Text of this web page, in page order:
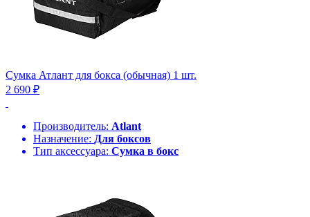
Сумка Атлант для бокса (обычная) 1 шт.
2 690 ₽
Производитель: Atlant
Назначение: Для боксов
Тип аксессуара: Сумка в бокс